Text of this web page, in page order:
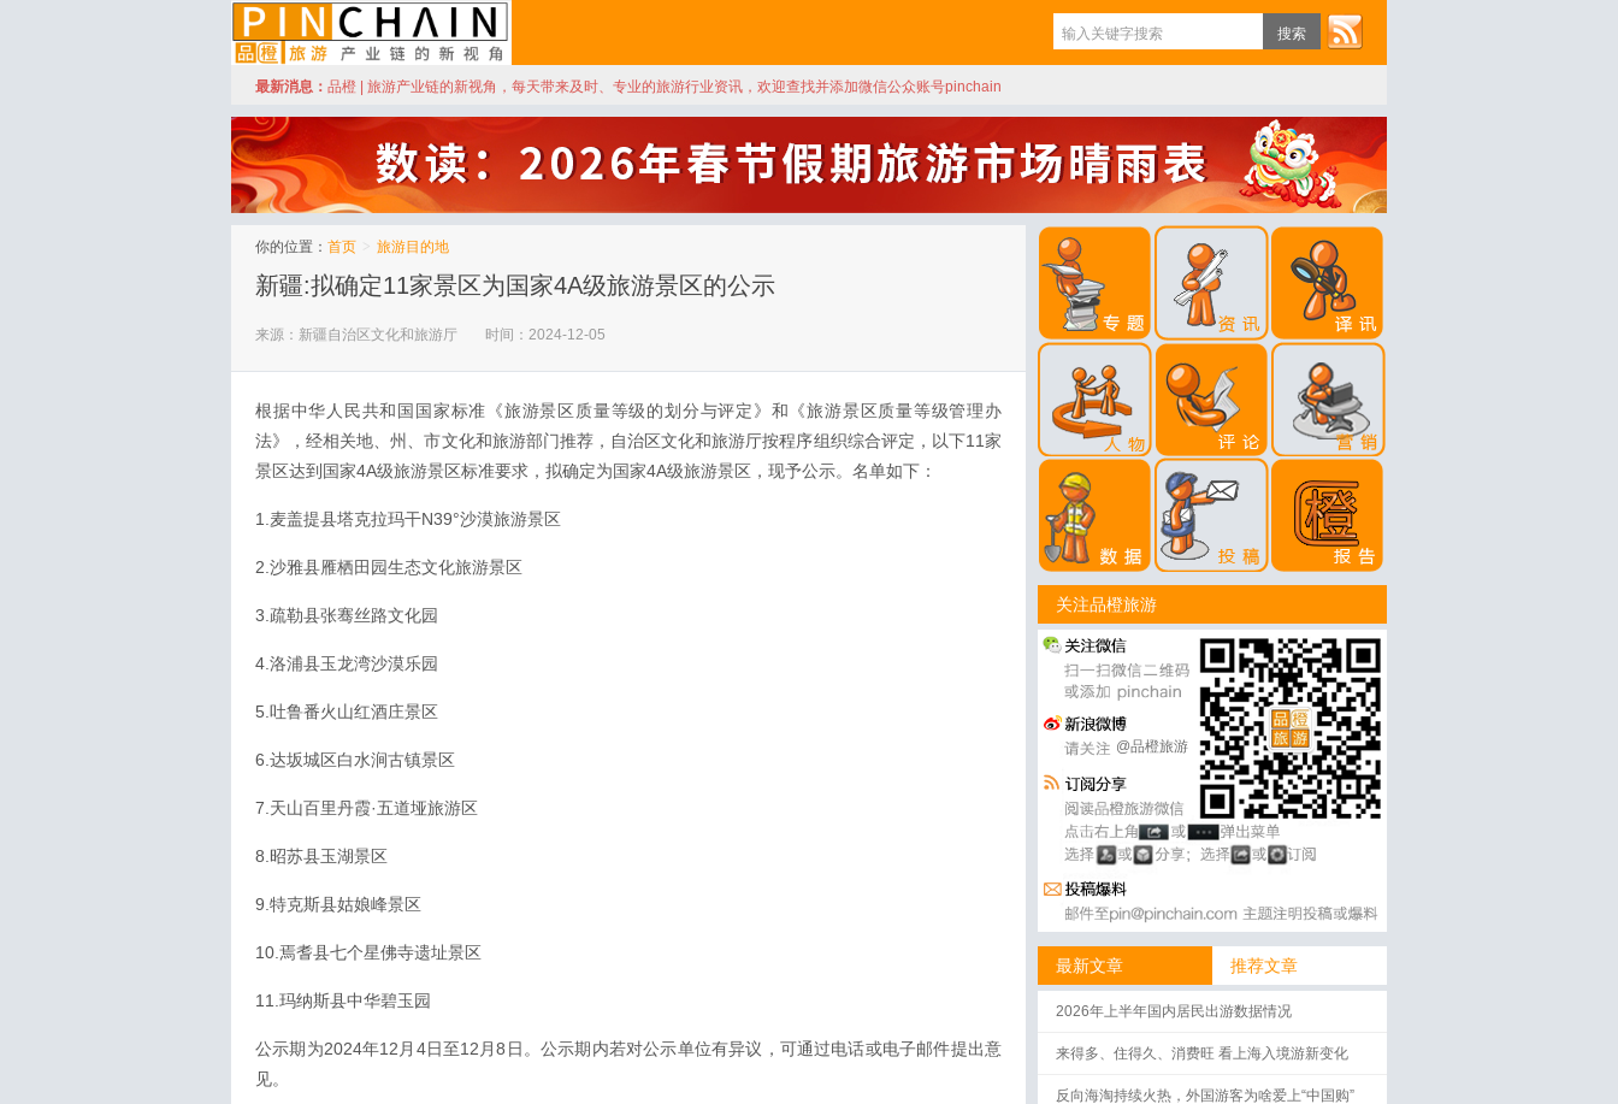
品橙旅游
最新消息： 品橙 | 旅游产业链的新视角，每天带来及时、专业的旅游行业资讯，欢迎查找并添加微信公众账号pinchain
你的位置： 首页 > 旅游目的地
新疆:拟确定11家景区为国家4A级旅游景区的公示
来源：新疆自治区文化和旅游厅 时间：2024-12-05
根据中华人民共和国国家标准《旅游景区质量等级的划分与评定》和《旅游景区质量等级管理办
法》，经相关地、州、市文化和旅游部门推荐，自治区文化和旅游厅按程序组织综合评定，以下11家
景区达到国家4A级旅游景区标准要求，拟确定为国家4A级旅游景区，现予公示。名单如下：
1.麦盖提县塔克拉玛干N39°沙漠旅游景区
2.沙雅县雁栖田园生态文化旅游景区
3.疏勒县张骞丝路文化园
4.洛浦县玉龙湾沙漠乐园
5.吐鲁番火山红酒庄景区
6.达坂城区白水涧古镇景区
7.天山百里丹霞·五道垭旅游区
8.昭苏县玉湖景区
9.特克斯县姑娘峰景区
10.焉耆县七个星佛寺遗址景区
11.玛纳斯县中华碧玉园
公示期为2024年12月4日至12月8日。公示期内若对公示单位有异议，可通过电话或电子邮件提出意
见。
关注品橙旅游
@品橙旅游
最新文章 推荐文章
2026年上半年国内居民出游数据情况
来得多、住得久、消费旺 看上海入境游新变化
反向海淘持续火热，外国游客为啥爱上“中国购”